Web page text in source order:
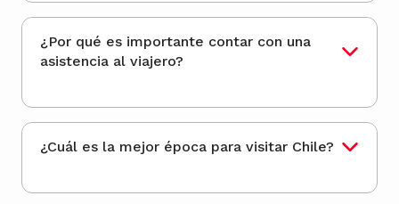
¿Por qué es importante contar con una
asistencia al viajero?
¿Cuál es la mejor época para visitar Chile?